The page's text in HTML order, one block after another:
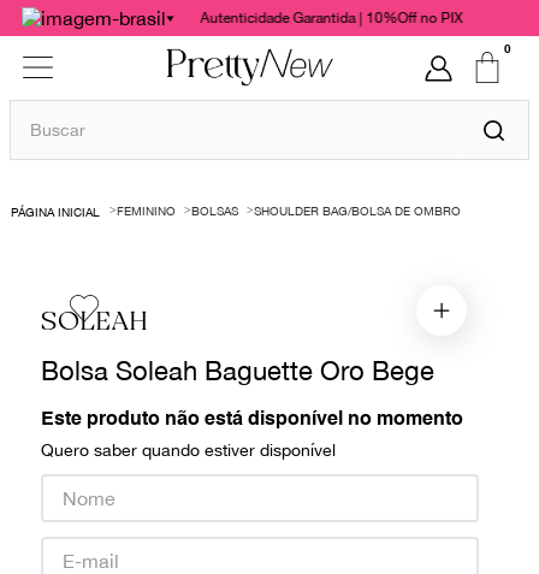
Autenticidade Garantida | 10%Off no PIX
0
Buscar
FEMININO BOLSAS SHOULDER BAG/BOLSA DE OMBRO
SOLEAH
Bolsa Soleah Baguette Oro Bege
Este produto não está disponível no momento
Quero saber quando estiver disponível
1º
bolsas
chanel
paula raia
valentino
burberry
prada